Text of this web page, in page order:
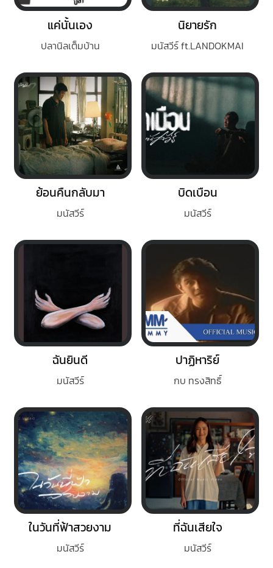
แค่นั้นเอง
ปลานิลเต็มบ้าน
นิยายรัก
มนัสวีร์ ft.LANDOKMAI
ย้อนคืนกลับมา
มนัสวีร์
บิดเบือน
มนัสวีร์
ฉันยินดี
มนัสวีร์
ปาฏิหาริย์
กบ ทรงสิทธิ์
ในวันที่ฟ้าสวยงาม
มนัสวีร์
ที่ฉันเสียใจ
มนัสวีร์